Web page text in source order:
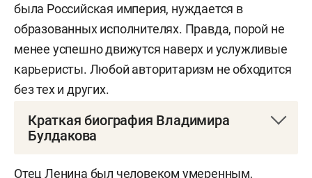
была Российская империя, нуждается в
образованных исполнителях. Правда, порой не
менее успешно движутся наверх и услужливые
карьеристы. Любой авторитаризм не обходится
без тех и других.
Краткая биография Владимира
Булдакова
Отец Ленина был человеком умеренным,